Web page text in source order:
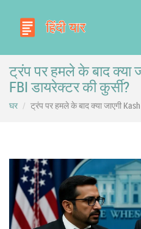
ट्रंप पर हमले के बाद क्या
FBI डायरेक्टर की कुर्सी?
घर ट्रंप पर हमले के बाद क्या जाएगी